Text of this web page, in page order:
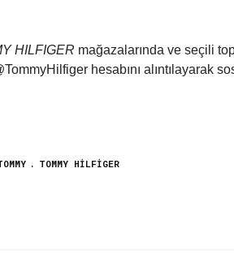
HILFIGER mağazalarında ve seçili
hesabını alıntılayarak
TOMMY HILFIGER